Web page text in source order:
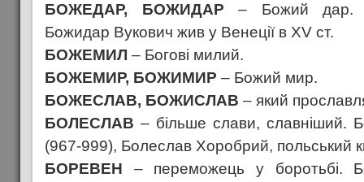
БОЖЕДАР, БОЖИДАР – Божий дар.
Божидар Вукович жив у Венеції в XV ст.
БОЖЕМИЛ – Богові милий.
БОЖЕМИР, БОЖИМИР – Божий мир.
БОЖЕСЛАВ, БОЖИСЛАВ – який
БОЛЕСЛАВ – більше слави, славніший.
(967-999), Болеслав Хоробрий, польський
БОРЕВЕН – переможець у боротьбі.